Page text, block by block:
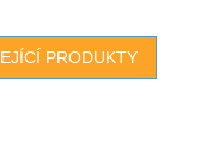
PRODUKTY